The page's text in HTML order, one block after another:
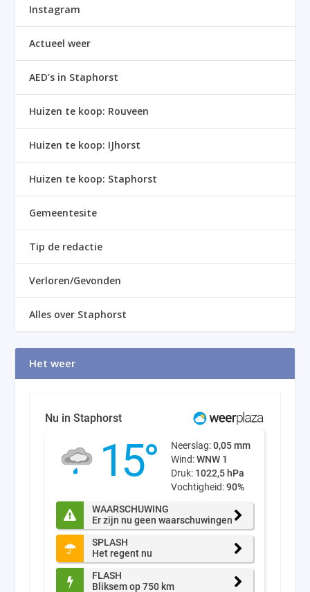
Instagram
Actueel weer
AED’s in Staphorst
Huizen te koop: Rouveen
Huizen te koop: IJhorst
Huizen te koop: Staphorst
Gemeentesite
Tip de redactie
Verloren/Gevonden
Alles over Staphorst
Het weer